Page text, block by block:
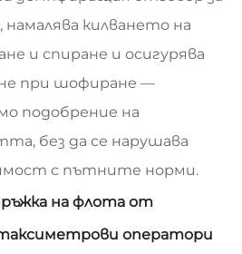
намалява килването на
и спиране и осигурява
при шофиране —
подобрение на
без да се нарушава
с пътните норми.
на флота от
оператори